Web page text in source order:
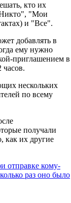
кто их
"Мои
и "Все".
добавлять в
ему нужно
приглашением в
часов.
нескольких
по всему
получали
как их другие
отправке кому-
раз оно было